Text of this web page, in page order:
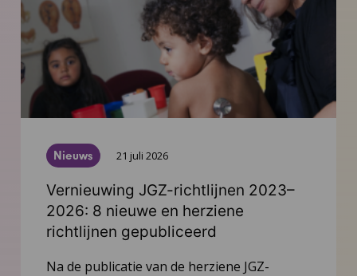
Nieuws 21 juli 2026
Vernieuwing JGZ-richtlijnen 2023–
2026: 8 nieuwe en herziene
richtlijnen gepubliceerd
Na de publicatie van de herziene JGZ-